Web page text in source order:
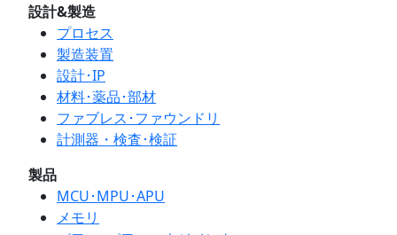
設計&製造
プロセス
製造装置
設計･IP
材料･薬品･部材
ファブレス･ファウンドリ
計測器・検査･検証
製品
MCU･MPU･APU
メモリ